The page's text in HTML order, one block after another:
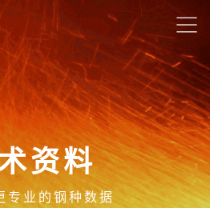
资料
专业的钢种数据